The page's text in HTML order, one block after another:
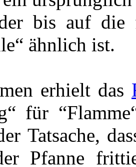
bis auf die
ähnlich ist.
erhielt das
für
Tatsache,
Pfanne